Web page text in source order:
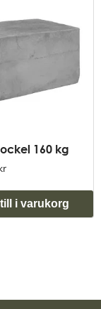
160 kg
i varukorg